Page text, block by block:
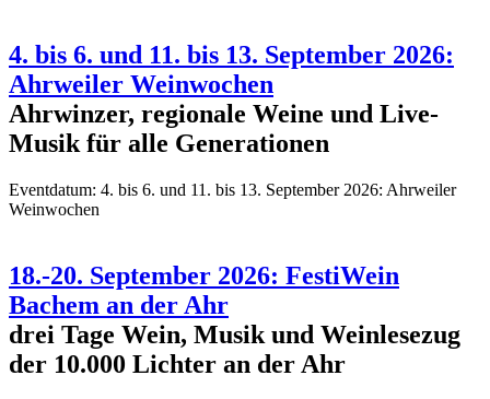
4. bis 6. und 11. bis 13. September 2026:
Ahrweiler Weinwochen
Ahrwinzer, regionale Weine und Live-
Musik für alle Generationen
Eventdatum: 4. bis 6. und 11. bis 13. September 2026: Ahrweiler
Weinwochen
18.-20. September 2026: FestiWein
Bachem an der Ahr
drei Tage Wein, Musik und Weinlesezug
der 10.000 Lichter an der Ahr